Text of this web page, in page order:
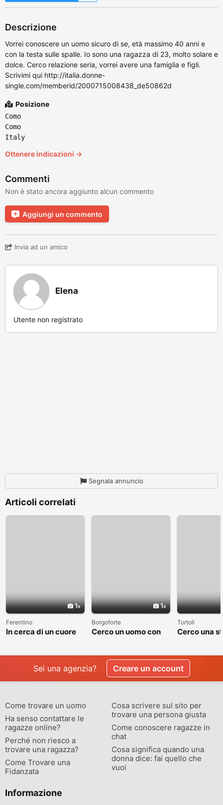
Descrizione
Vorrei conoscere un uomo sicuro di se, età massimo 40 anni e
con la testa sulle spalle. Io sono una ragazza di 23, molto solare e
dolce. Cerco relazione seria, vorrei avere una famiglia e figli.
Scrivimi qui http://italia.donne-
single.com/memberid/2000715008438_de50862d
Posizione
Como
Como
Italy
Ottenere indicazioni →
Commenti
Non è stato ancora aggiunto alcun commento
Aggiungi un commento
Invia ad un amico
Elena
Utente non registrato
Segnala annuncio
Articoli correlati
1
Ferentino
In cerca di un cuore
1
Borgoforte
Cerco un uomo con
Tortolì
Cerco una
Sei una agenzia? Creare un account
Come trovare un uomo
Ha senso contattare le
ragazze online?
Perché non riesco a
trovare una ragazza?
Come Trovare una
Fidanzata
Cosa scrivere sul sito per
trovare una persona giusta
Come conoscere ragazze in
chat
Cosa significa quando una
donna dice: fai quello che
vuoi
Informazione